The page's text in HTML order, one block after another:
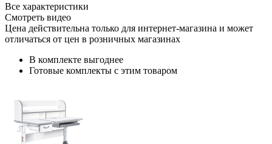
Все характеристики
Смотреть видео
Цена действительна только для интернет-магазина и может
отличаться от цен в розничных магазинах
В комплекте выгоднее
Готовые комплекты с этим товаром